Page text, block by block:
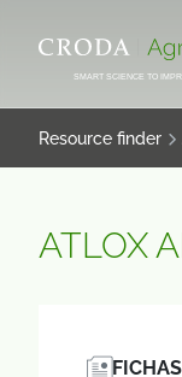
PARA
CONTEÚDO
PARA
MENU
SMART SCIENCE TO
Resource finder
ATLOX